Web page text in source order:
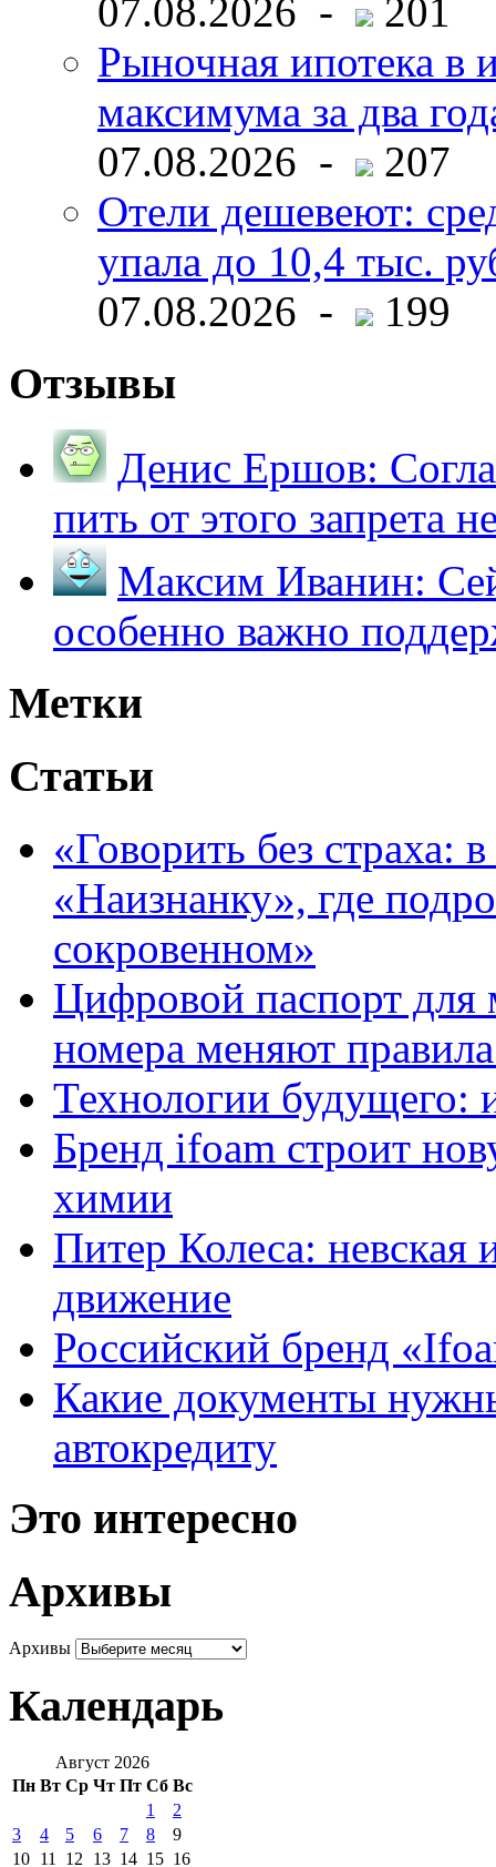
07.08.2026 -
201
Рыночная ипотека в
максимума за два
07.08.2026 -
207
Отели дешевеют:
упала до 10,4 тыс.
07.08.2026 -
199
Отзывы
Денис Ершов:
пить от этого запрета
Максим Иванин:
особенно важно
Метки
Статьи
«Говорить без страха:
«Наизнанку», где
сокровенном»
Цифровой паспорт для
номера меняют
Технологии будущего:
Бренд ifoam строит
химии
Питер Колеса: невская
движение
Российский бренд
Какие документы
автокредиту
Это интересно
Архивы
Архивы
Календарь
Август 2026
Пн Вт Ср Чт Пт Сб Вс
1
2
3
4 5 6 7 8
9
10 11 12 13 14 15 16